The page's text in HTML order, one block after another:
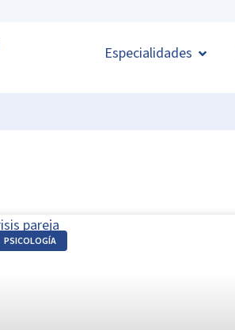
Especialidades
PSICOLOGÍA